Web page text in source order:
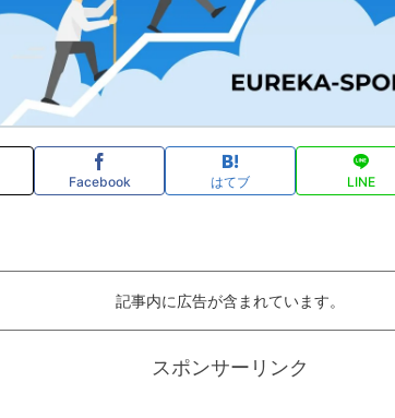
Facebook はてブ LINE
記事内に広告が含まれています。
スポンサーリンク